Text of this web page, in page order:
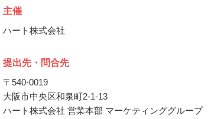
主催
ハート株式会社
提出先・問合先
〒540-0019
大阪市中央区和泉町2-1-13
ハート株式会社 営業本部 マーケティンググループ